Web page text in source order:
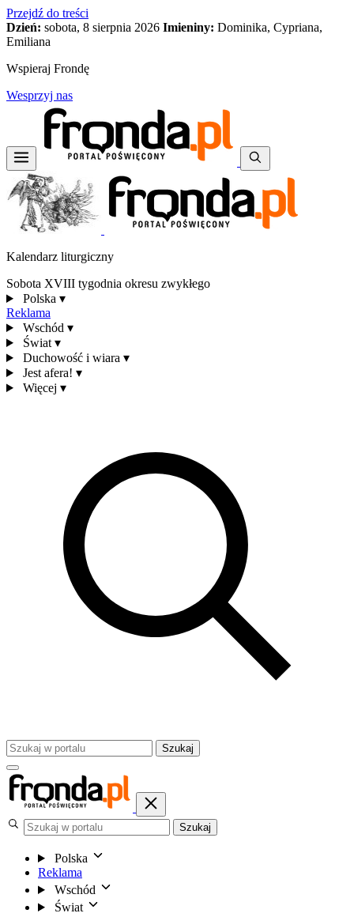
Przejdź do treści
Dzień: sobota, 8 sierpnia 2026 Imieniny: Dominika, Cypriana,
Emiliana
Wspieraj Frondę
Wesprzyj nas
Kalendarz liturgiczny
Sobota XVIII tygodnia okresu zwykłego
Polska ▾
Reklama
Wschód ▾
Świat ▾
Duchowość i wiara ▾
Jest afera! ▾
Więcej ▾
Szukaj
Szukaj
Polska
Reklama
Wschód
Świat